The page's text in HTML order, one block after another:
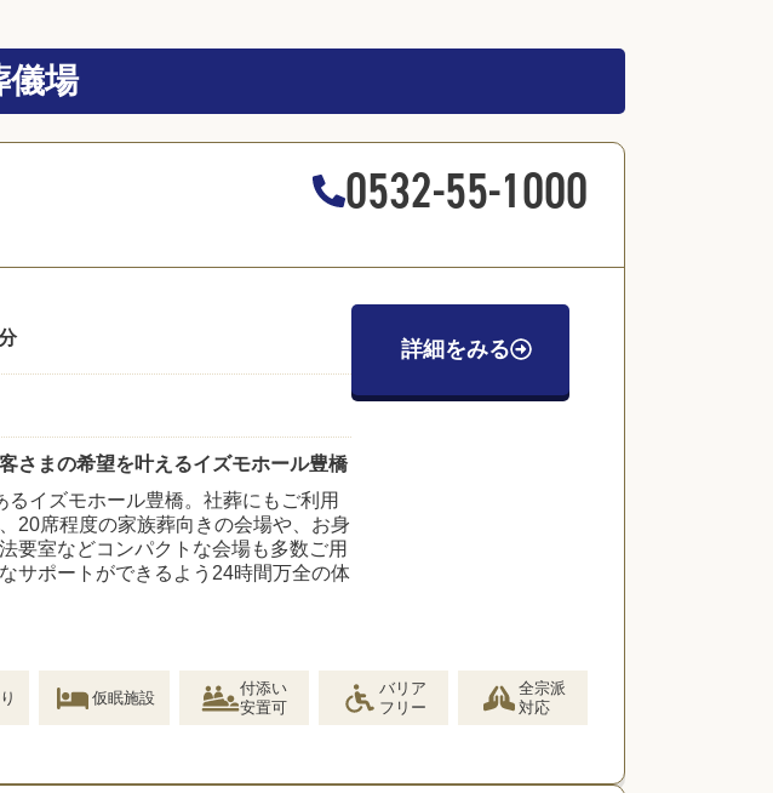
儀場
0532-55-1000
さまの希望を叶えるイズモホール豊橋
イズモホール豊橋。社葬にもご利用
20席程度の家族葬向きの会場や、お身
要室などコンパクトな会場も多数ご用
サポートができるよう24時間万全の体
詳細をみる
仮眠施設
付添い
安置可
バリア
フリー
全宗派
対応